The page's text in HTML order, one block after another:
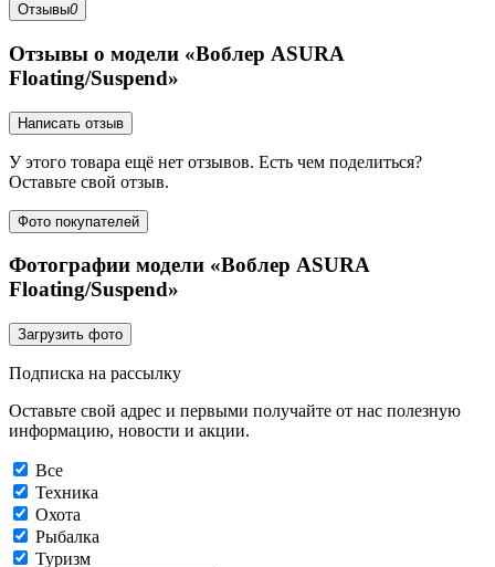
Отзывы0
Отзывы о модели «Воблер ASURA
Floating/Suspend»
Написать отзыв
У этого товара ещё нет отзывов. Есть чем поделиться?
Оставьте свой отзыв.
Фото покупателей
Фотографии модели «Воблер ASURA
Floating/Suspend»
Загрузить фото
Подписка на рассылку
Оставьте свой адрес и первыми получайте от нас полезную
информацию, новости и акции.
Все
Техника
Охота
Рыбалка
Туризм